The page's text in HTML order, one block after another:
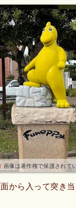
画像は著作権で保護されて
から入って突き